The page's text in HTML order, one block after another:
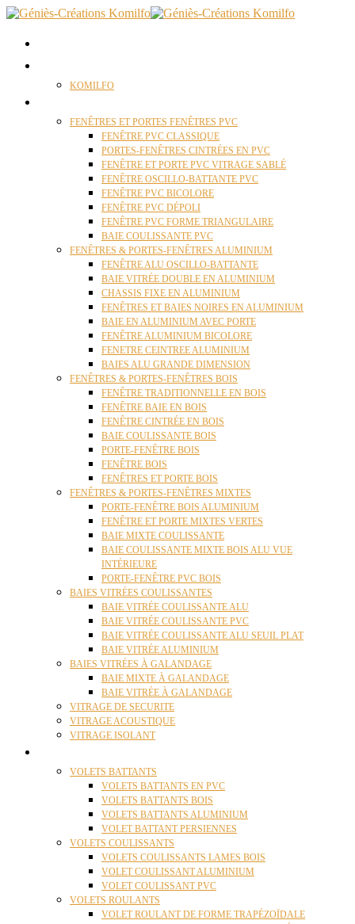
KOMILFO
FENÊTRES ET PORTES FENÊTRES PVC
FENÊTRE PVC CLASSIQUE
PORTES-FENÊTRES CINTRÉES EN PVC
FENÊTRE ET PORTE PVC VITRAGE SABLÉ
FENÊTRE OSCILLO-BATTANTE PVC
FENÊTRE PVC BICOLORE
FENÊTRE PVC DÉPOLI
FENÊTRE PVC FORME TRIANGULAIRE
BAIE COULISSANTE PVC
FENÊTRES & PORTES-FENÊTRES ALUMINIUM
FENÊTRE ALU OSCILLO-BATTANTE
BAIE VITRÉE DOUBLE EN ALUMINIUM
CHASSIS FIXE EN ALUMINIUM
FENÊTRES ET BAIES NOIRES EN ALUMINIUM
BAIE EN ALUMINIUM AVEC PORTE
FENÊTRE ALUMINIUM BICOLORE
FENETRE CEINTREE ALUMINIUM
BAIES ALU GRANDE DIMENSION
FENÊTRES & PORTES-FENÊTRES BOIS
FENÊTRE TRADITIONNELLE EN BOIS
FENÊTRE BAIE EN BOIS
FENÊTRE CINTRÉE EN BOIS
BAIE COULISSANTE BOIS
PORTE-FENÊTRE BOIS
FENÊTRE BOIS
FENÊTRES ET PORTE BOIS
FENÊTRES & PORTES-FENÊTRES MIXTES
PORTE-FENÊTRE BOIS ALUMINIUM
FENÊTRE ET PORTE MIXTES VERTES
BAIE MIXTE COULISSANTE
BAIE COULISSANTE MIXTE BOIS ALU VUE
INTÉRIEURE
PORTE-FENÊTRE PVC BOIS
BAIES VITRÉES COULISSANTES
BAIE VITRÉE COULISSANTE ALU
BAIE VITRÉE COULISSANTE PVC
BAIE VITRÉE COULISSANTE ALU SEUIL PLAT
BAIE VITRÉE ALUMINIUM
BAIES VITRÉES À GALANDAGE
BAIE MIXTE À GALANDAGE
BAIE VITRÉE À GALANDAGE
VITRAGE DE SECURITE
VITRAGE ACOUSTIQUE
VITRAGE ISOLANT
VOLETS BATTANTS
VOLETS BATTANTS EN PVC
VOLETS BATTANTS BOIS
VOLETS BATTANTS ALUMINIUM
VOLET BATTANT PERSIENNES
VOLETS COULISSANTS
VOLETS COULISSANTS LAMES BOIS
VOLET COULISSANT ALUMINIUM
VOLET COULISSANT PVC
VOLETS ROULANTS
VOLET ROULANT DE FORME TRAPÉZOÏDALE